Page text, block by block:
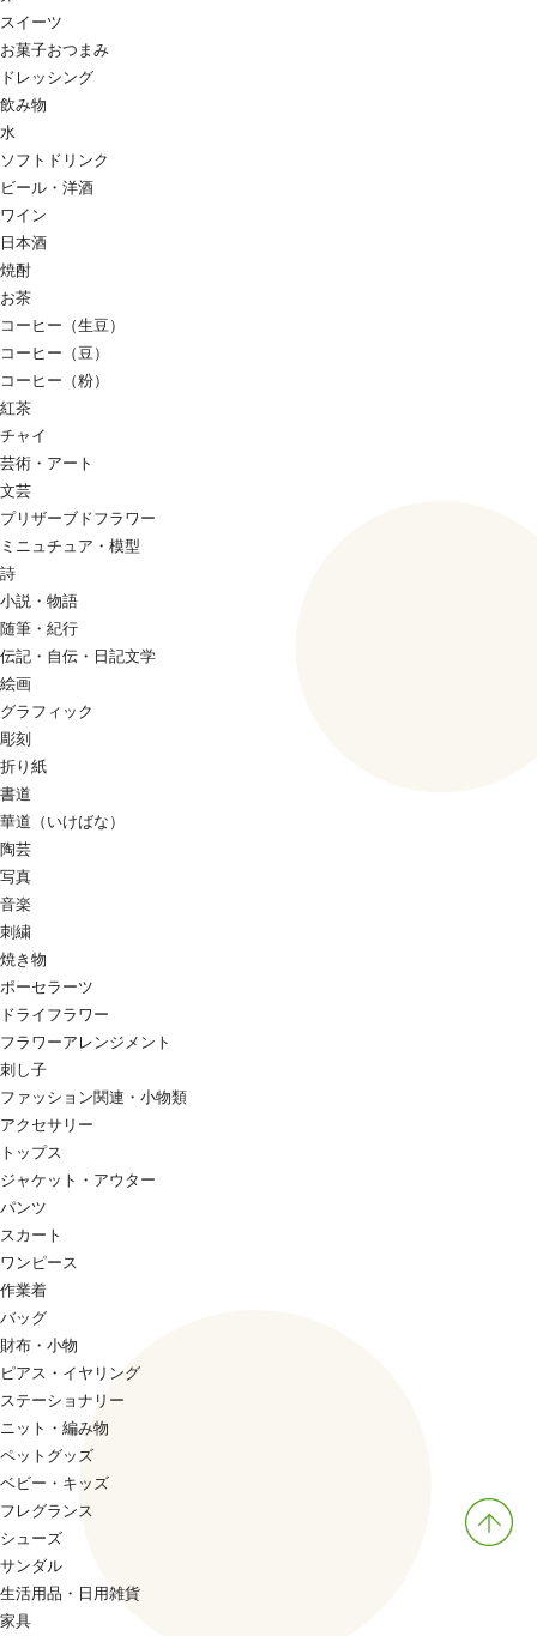
スイーツ
お菓子おつまみ
ドレッシング
飲み物
水
ソフトドリンク
ビール・洋酒
ワイン
日本酒
焼酎
お茶
コーヒー（生豆）
コーヒー（豆）
コーヒー（粉）
紅茶
チャイ
芸術・アート
文芸
プリザーブドフラワー
ミニュチュア・模型
詩
小説・物語
随筆・紀行
伝記・自伝・日記文学
絵画
グラフィック
彫刻
折り紙
書道
華道（いけばな）
陶芸
写真
音楽
刺繍
焼き物
ポーセラーツ
ドライフラワー
フラワーアレンジメント
刺し子
ファッション関連・小物類
アクセサリー
トップス
ジャケット・アウター
パンツ
スカート
ワンピース
作業着
バッグ
財布・小物
ピアス・イヤリング
ステーショナリー
ニット・編み物
ペットグッズ
ベビー・キッズ
フレグランス
シューズ
サンダル
生活用品・日用雑貨
家具